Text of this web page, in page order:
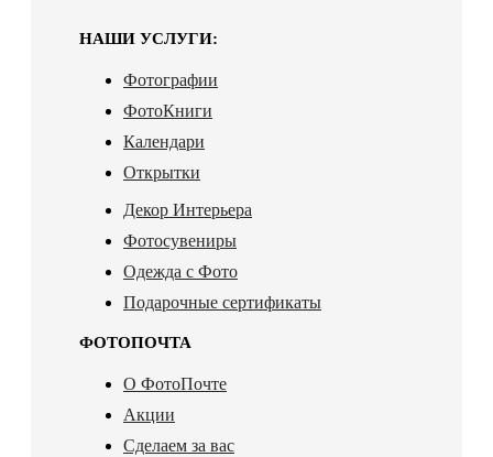
НАШИ УСЛУГИ:
Фотографии
ФотоКниги
Календари
Открытки
Декор Интерьера
Фотосувениры
Одежда с Фото
Подарочные сертификаты
ФОТОПОЧТА
О ФотоПочте
Акции
Сделаем за вас